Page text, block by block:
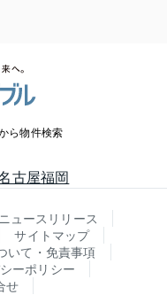
ら物件検索
古屋福岡
ニュースリリース
サイトマップ
いて・免責事項
ーポリシー
せ